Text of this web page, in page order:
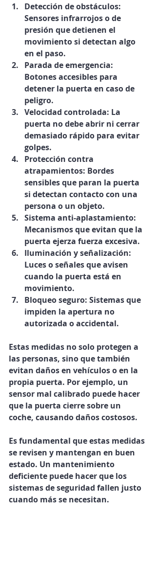
Detección de obstáculos:
Sensores infrarrojos o de
presión que detienen el
movimiento si detectan algo
en el paso.
Parada de emergencia:
Botones accesibles para
detener la puerta en caso de
peligro.
Velocidad controlada: La
puerta no debe abrir ni cerrar
demasiado rápido para evitar
golpes.
Protección contra
atrapamientos: Bordes
sensibles que paran la puerta
si detectan contacto con una
persona o un objeto.
Sistema anti-aplastamiento:
Mecanismos que evitan que la
puerta ejerza fuerza excesiva.
Iluminación y señalización:
Luces o señales que avisen
cuando la puerta está en
movimiento.
Bloqueo seguro: Sistemas que
impiden la apertura no
autorizada o accidental.
Estas medidas no solo protegen a
las personas, sino que también
evitan daños en vehículos o en la
propia puerta. Por ejemplo, un
sensor mal calibrado puede hacer
que la puerta cierre sobre un
coche, causando daños costosos.
Es fundamental que estas medidas
se revisen y mantengan en buen
estado. Un mantenimiento
deficiente puede hacer que los
sistemas de seguridad fallen justo
cuando más se necesitan.